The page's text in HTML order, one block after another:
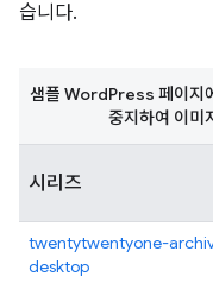
습니다.
시리즈
twentytwentyone-
desktop
샘플 WordPress 페이지
중지하여 이미